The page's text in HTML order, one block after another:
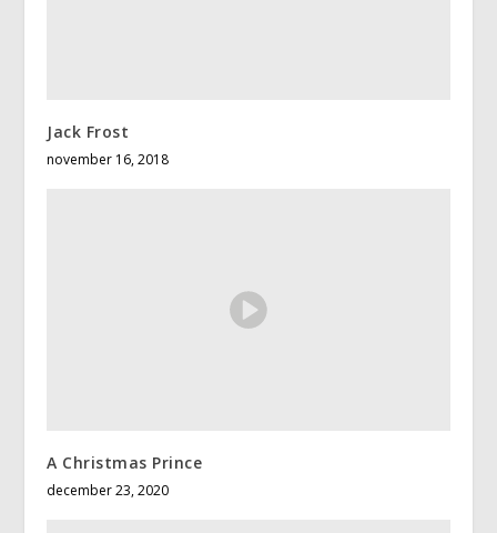
Jack Frost
november 16, 2018
A Christmas Prince
december 23, 2020